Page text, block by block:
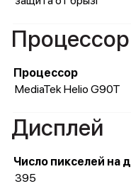
Процессор
Процессор
MediaTek Helio G90T
Дисплей
Число пикселей на
395